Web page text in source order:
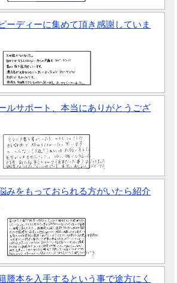
ーディーに集めて頂き感謝していま
ルサポート、本当にありがとうござ
みをもっておられる方がいたら紹介
謄本を入手するという事で途方にく